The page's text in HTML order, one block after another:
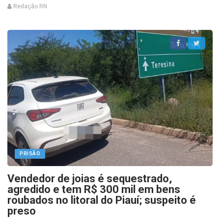
Redação RN
PRISÃO
Vendedor de joias é sequestrado,
agredido e tem R$ 300 mil em bens
roubados no litoral do Piauí; suspeito é
preso